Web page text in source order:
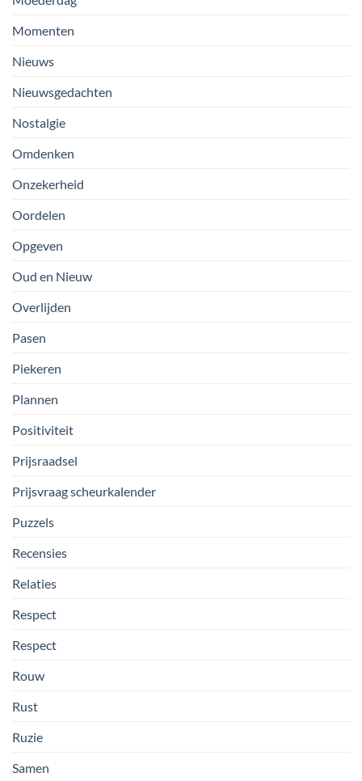
Momenten
Nieuws
Nieuwsgedachten
Nostalgie
Omdenken
Onzekerheid
Oordelen
Opgeven
Oud en Nieuw
Overlijden
Pasen
Piekeren
Plannen
Positiviteit
Prijsraadsel
Prijsvraag scheurkalender
Puzzels
Recensies
Relaties
Respect
Respect
Rouw
Rust
Ruzie
Samen